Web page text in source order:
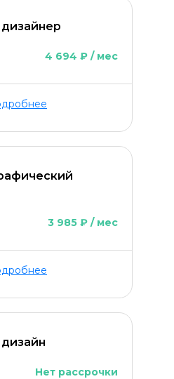
4 694 ₽ / мес
3 985 ₽ / мес
Нет рассрочки